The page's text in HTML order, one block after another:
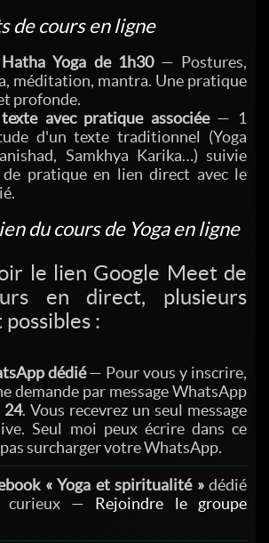
de cours en ligne
Yoga de 1h30— Postures,
méditation, mantra. Une pratique
profonde.
avec pratique associée— 1
d'un texte traditionnel (Yoga
Samkhya Karika…) suivie
pratique en lien direct avec le
du cours de Yoga en ligne
le lien Google Meet de
en direct, plusieurs
:
dédié— Pour vous y inscrire,
demande par message WhatsApp
24. Vous recevrez un seul message
Seul moi peux écrire dans ce
surcharger votre WhatsApp.
« Yoga et spiritualité »dédié
curieux — Rejoindre le groupe